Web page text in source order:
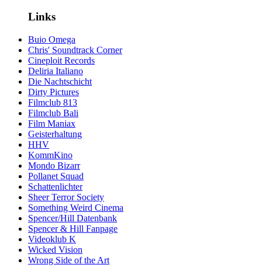
Links
Buio Omega
Chris' Soundtrack Corner
Cineploit Records
Deliria Italiano
Die Nachtschicht
Dirty Pictures
Filmclub 813
Filmclub Bali
Film Maniax
Geisterhaltung
HHV
KommKino
Mondo Bizarr
Pollanet Squad
Schattenlichter
Sheer Terror Society
Something Weird Cinema
Spencer/Hill Datenbank
Spencer & Hill Fanpage
Videoklub K
Wicked Vision
Wrong Side of the Art